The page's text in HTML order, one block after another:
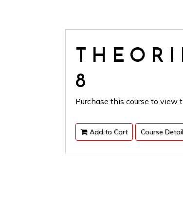
8
Purchase this course to view
Add to Cart Course